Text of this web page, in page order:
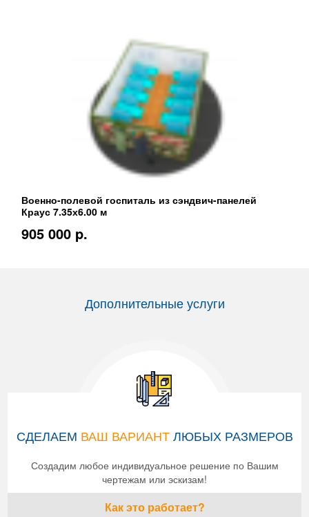
Военно-полевой госпиталь из сэндвич-панелей
Краус 7.35х6.00 м
905 000 p.
Дополнительные услуги
СДЕЛАЕМ ВАШ ВАРИАНТЛЮБЫХ РАЗМЕРОВ
Создадим любое индивидуальное решение по Вашим
чертежам или эскизам!
Как это работает?